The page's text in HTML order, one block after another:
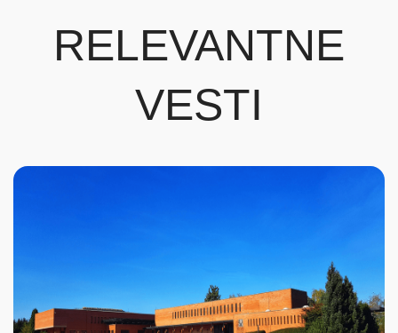
RELEVANTNE
VESTI